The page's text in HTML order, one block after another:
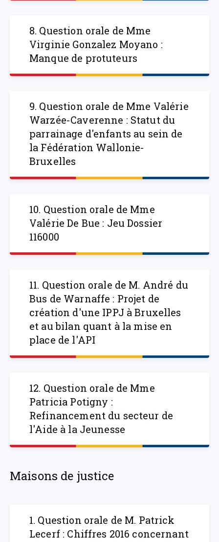
8. Question orale de Mme
Virginie Gonzalez Moyano :
Manque de protuteurs
9. Question orale de Mme Valérie
Warzée-Caverenne : Statut du
parrainage d'enfants au sein de
la Fédération Wallonie-
Bruxelles
10. Question orale de Mme
Valérie De Bue : Jeu Dossier
116000
11. Question orale de M. André du
Bus de Warnaffe : Projet de
création d'une IPPJ à Bruxelles
et au bilan quant à la mise en
place de l'API
12. Question orale de Mme
Patricia Potigny :
Refinancement du secteur de
l'Aide à la Jeunesse
Maisons de justice
1. Question orale de M. Patrick
Lecerf : Chiffres 2016 concernant